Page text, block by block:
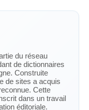
du réseau
de dictionnaires
Construite
de sites a acquis
Cette
dans un travail
éditoriale.